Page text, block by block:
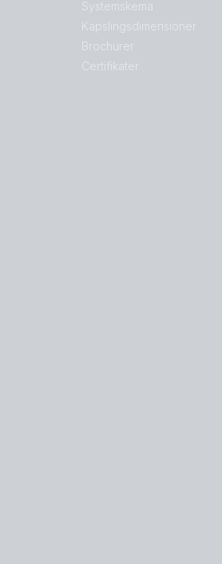
Systemskema
Kapslingsdimensioner
Brochurer
Certifikater